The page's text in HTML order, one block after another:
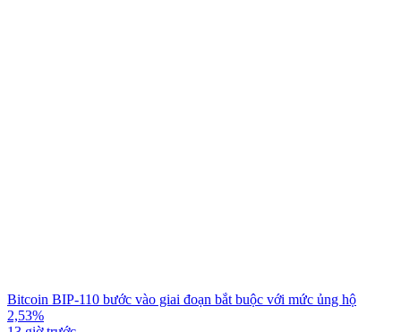
Bitcoin BIP-110 bước vào giai đoạn bắt buộc với mức ủng hộ
2,53%